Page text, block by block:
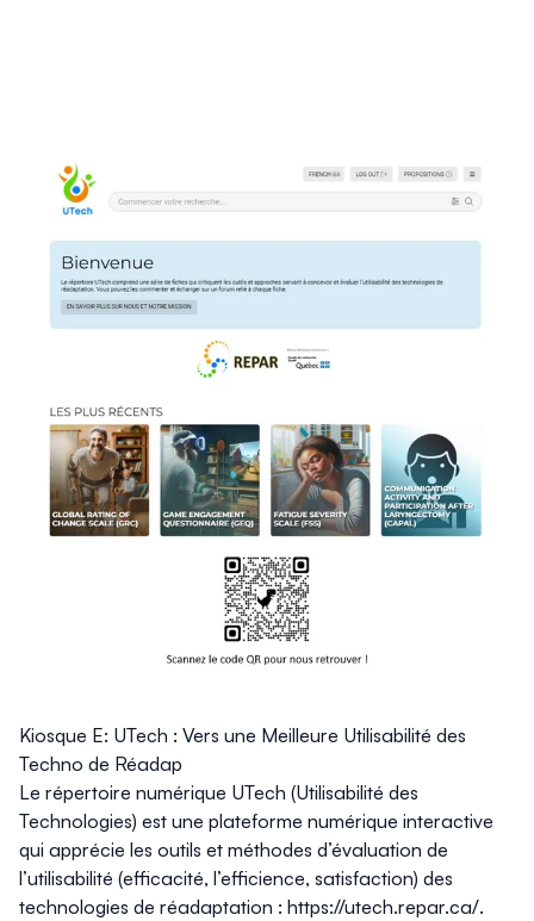
Kiosque E: UTech : Vers une Meilleure Utilisabilité des
Techno de Réadap
Le répertoire numérique UTech (Utilisabilité des
Technologies) est une plateforme numérique interactive
qui apprécie les outils et méthodes d’évaluation de
l’utilisabilité (efficacité, l’efficience, satisfaction) des
technologies de réadaptation : https://utech.repar.ca/.